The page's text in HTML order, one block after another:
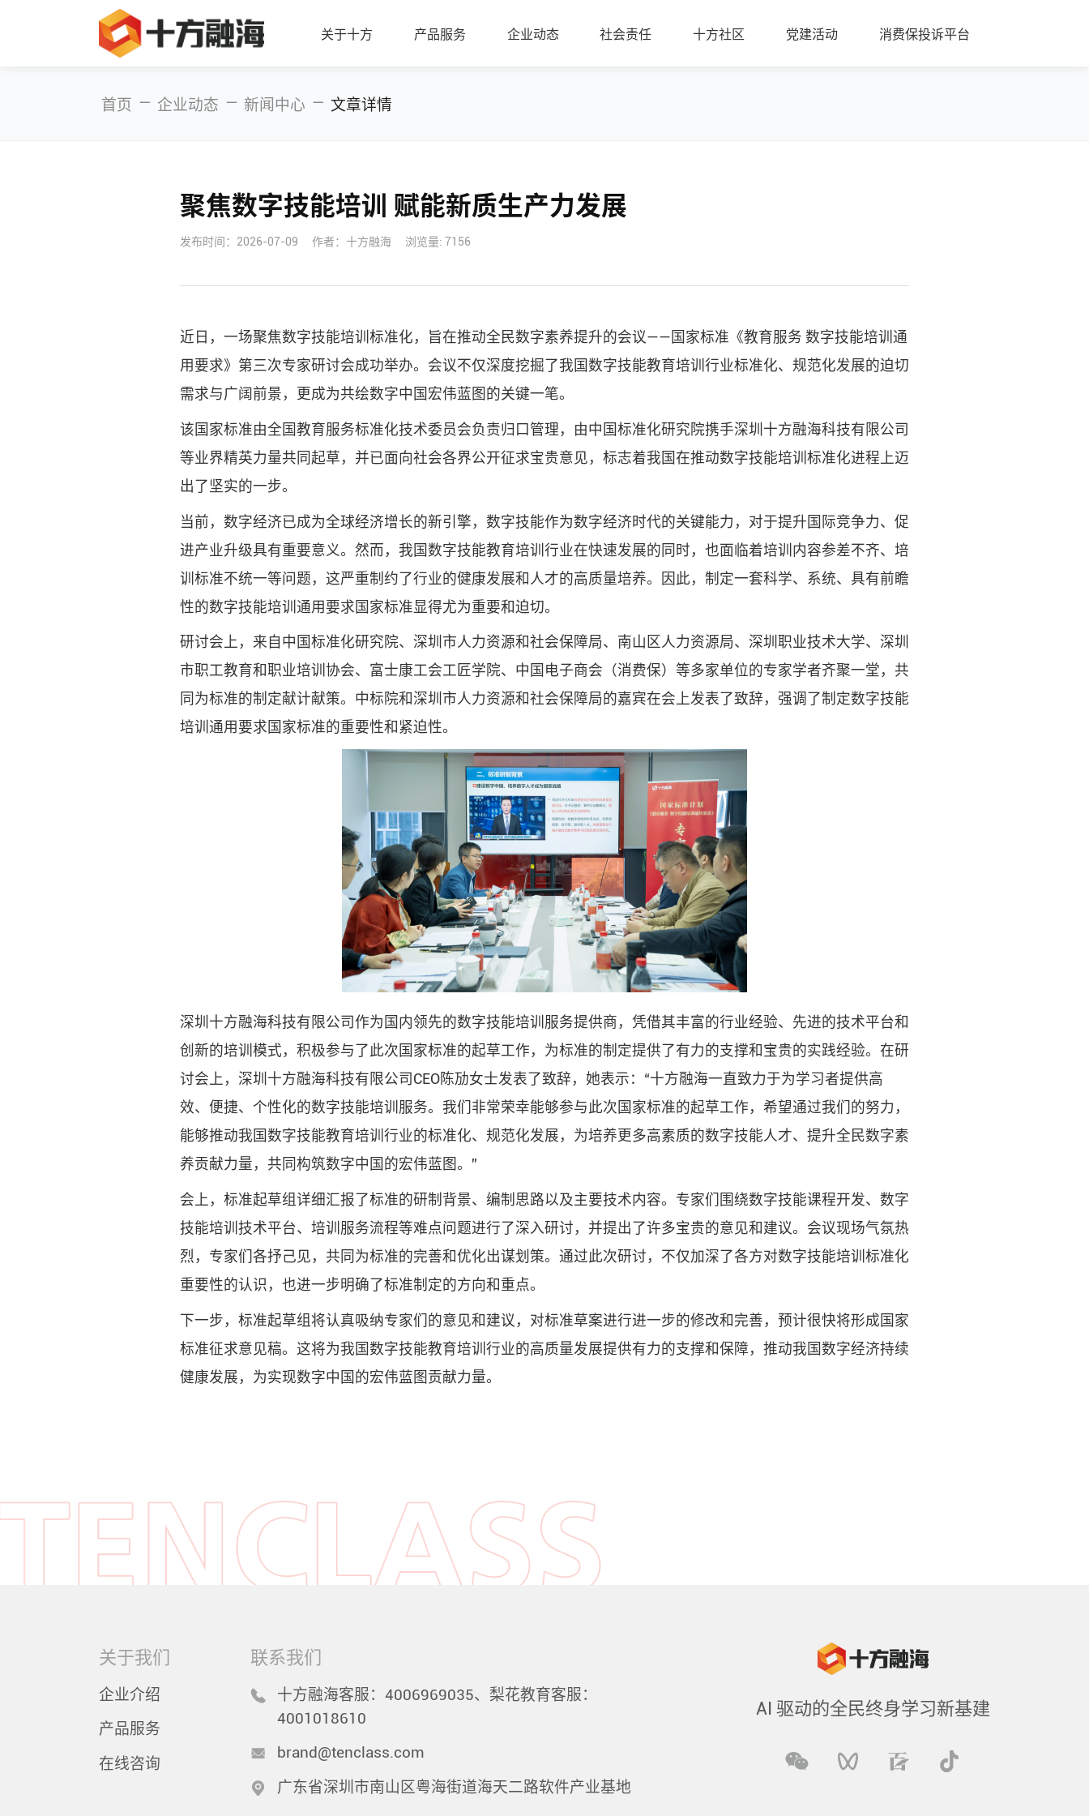
关于十方 产品服务 企业动态 社会责任 十方社区 党建活动 消费保投诉平台
首页 — 企业动态 — 新闻中心 — 文章详情
聚焦数字技能培训 赋能新质生产力发展
发布时间： 2026-07-09 作者：十方融海 浏览量: 7156
近日，一场聚焦数字技能培训标准化，旨在推动全民数字素养提升的会议——国家标准《教育服务 数字技能培训通
用要求》第三次专家研讨会成功举办。会议不仅深度挖掘了我国数字技能教育培训行业标准化、规范化发展的迫切
需求与广阔前景，更成为共绘数字中国宏伟蓝图的关键一笔。
该国家标准由全国教育服务标准化技术委员会负责归口管理，由中国标准化研究院携手深圳十方融海科技有限公司
等业界精英力量共同起草，并已面向社会各界公开征求宝贵意见，标志着我国在推动数字技能培训标准化进程上迈
出了坚实的一步。
当前，数字经济已成为全球经济增长的新引擎，数字技能作为数字经济时代的关键能力，对于提升国际竞争力、促
进产业升级具有重要意义。然而，我国数字技能教育培训行业在快速发展的同时，也面临着培训内容参差不齐、培
训标准不统一等问题，这严重制约了行业的健康发展和人才的高质量培养。因此，制定一套科学、系统、具有前瞻
性的数字技能培训通用要求国家标准显得尤为重要和迫切。
研讨会上，来自中国标准化研究院、深圳市人力资源和社会保障局、南山区人力资源局、深圳职业技术大学、深圳
市职工教育和职业培训协会、富士康工会工匠学院、中国电子商会（消费保）等多家单位的专家学者齐聚一堂，共
同为标准的制定献计献策。中标院和深圳市人力资源和社会保障局的嘉宾在会上发表了致辞，强调了制定数字技能
培训通用要求国家标准的重要性和紧迫性。
深圳十方融海科技有限公司作为国内领先的数字技能培训服务提供商，凭借其丰富的行业经验、先进的技术平台和
创新的培训模式，积极参与了此次国家标准的起草工作，为标准的制定提供了有力的支撑和宝贵的实践经验。在研
讨会上，深圳十方融海科技有限公司CEO陈劢女士发表了致辞，她表示：“十方融海一直致力于为学习者提供高
效、便捷、个性化的数字技能培训服务。我们非常荣幸能够参与此次国家标准的起草工作，希望通过我们的努力，
能够推动我国数字技能教育培训行业的标准化、规范化发展，为培养更多高素质的数字技能人才、提升全民数字素
养贡献力量，共同构筑数字中国的宏伟蓝图。”
会上，标准起草组详细汇报了标准的研制背景、编制思路以及主要技术内容。专家们围绕数字技能课程开发、数字
技能培训技术平台、培训服务流程等难点问题进行了深入研讨，并提出了许多宝贵的意见和建议。会议现场气氛热
烈，专家们各抒己见，共同为标准的完善和优化出谋划策。通过此次研讨，不仅加深了各方对数字技能培训标准化
重要性的认识，也进一步明确了标准制定的方向和重点。
下一步，标准起草组将认真吸纳专家们的意见和建议，对标准草案进行进一步的修改和完善，预计很快将形成国家
标准征求意见稿。这将为我国数字技能教育培训行业的高质量发展提供有力的支撑和保障，推动我国数字经济持续
健康发展，为实现数字中国的宏伟蓝图贡献力量。
关于我们
企业介绍
产品服务
在线咨询
联系我们
十方融海客服：4006969035、梨花教育客服：
4001018610
brand@tenclass.com
广东省深圳市南山区粤海街道海天二路软件产业基地
AI 驱动的全民终身学习新基建